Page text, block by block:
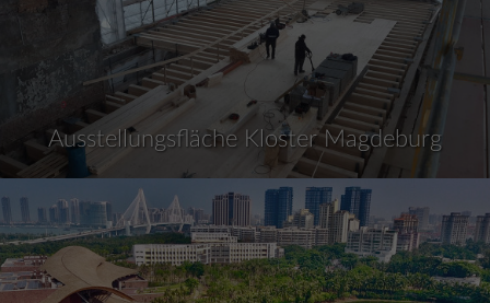
Ausstellungsfläche Kloster Magdeburg